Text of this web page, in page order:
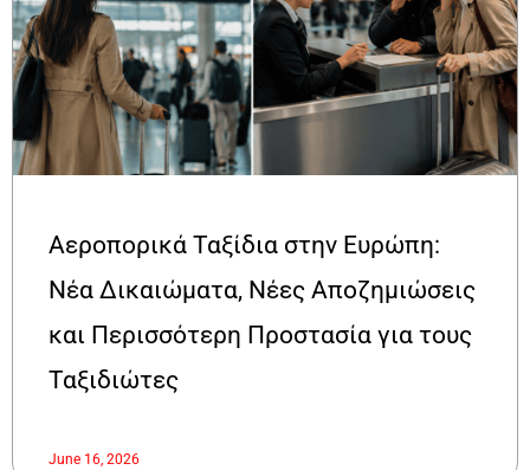
Αεροπορικά Ταξίδια στην Ευρώπη:
Νέα Δικαιώματα, Νέες Αποζημιώσεις
και Περισσότερη Προστασία για τους
Ταξιδιώτες
June 16, 2026